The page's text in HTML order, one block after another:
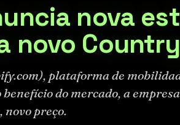
nova
novo
plataforma de
benefício do mercado, a
preço.